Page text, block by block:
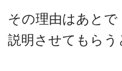
その理由はあとで
説明させてもらう